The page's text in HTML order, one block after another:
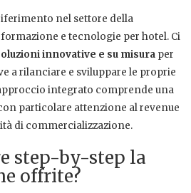
nel settore della
e tecnologie per hotel. Ci
innovative e su misura per
a rilanciare e sviluppare le proprie
integrato comprende una
particolare attenzione al revenue
di commercializzazione.
step-by-step la
offrite?